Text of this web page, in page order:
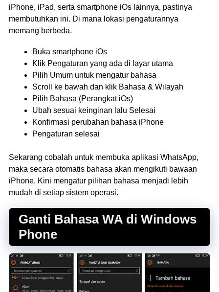
iPhone, iPad, serta smartphone iOs lainnya, pastinya
membutuhkan ini. Di mana lokasi pengaturannya
memang berbeda.
Buka smartphone iOs
Klik Pengaturan yang ada di layar utama
Pilih Umum untuk mengatur bahasa
Scroll ke bawah dan klik Bahasa & Wilayah
Pilih Bahasa (Perangkat iOs)
Ubah sesuai keinginan lalu Selesai
Konfirmasi perubahan bahasa iPhone
Pengaturan selesai
Sekarang cobalah untuk membuka aplikasi WhatsApp,
maka secara otomatis bahasa akan mengikuti bawaan
iPhone. Kini mengatur pilihan bahasa menjadi lebih
mudah di setiap sistem operasi.
Ganti Bahasa WA di Windows
Phone